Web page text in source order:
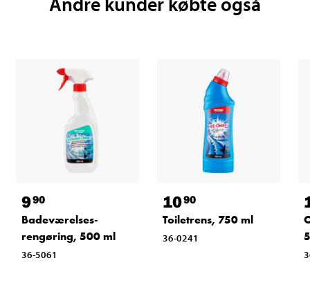
990
Badeværelses-
rengøring, 500 ml
36-5061
1090
Toiletrens, 750 ml
36-0241